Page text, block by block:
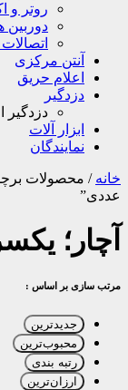
روتر و
دوربین
آنتن مرکزی
اعلام حریق
دزدگیر
دزدگیر
ابزار آلات
نمایندگان
خانه /
عددی”
آچار؛
مرتب سازی بر اساس :
جدیدترین
محبوب‌ترین
رتبه بندی
ارزان‌ترین